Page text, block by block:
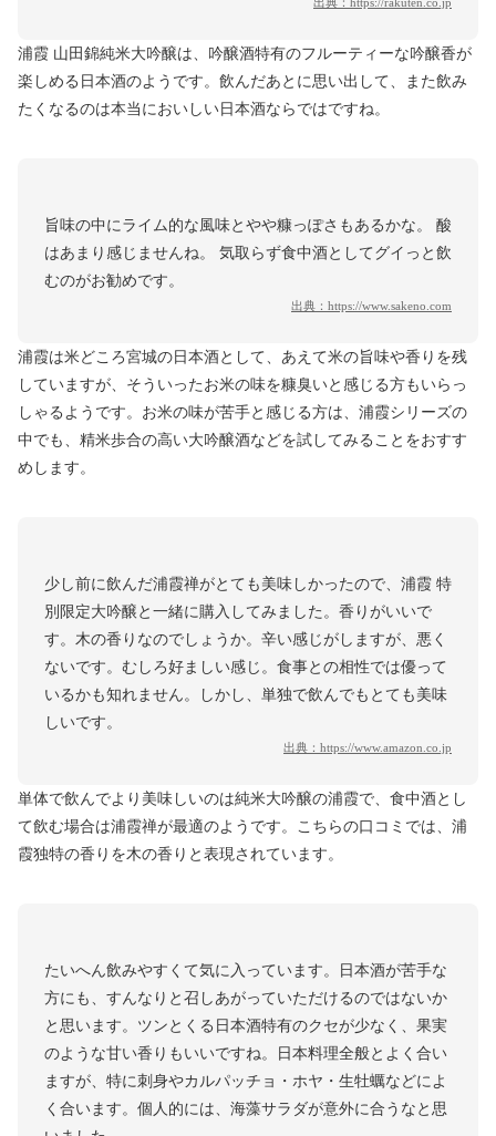
浦霞 山田錦純米大吟醸は、吟醸酒特有のフルーティーな吟醸香が
楽しめる日本酒のようです。飲んだあとに思い出して、また飲み
たくなるのは本当においしい日本酒ならではですね。
旨味の中にライム的な風味とやや糠っぽさもあるかな。 酸
はあまり感じませんね。 気取らず食中酒としてグイっと飲
むのがお勧めです。
出典： https://www.sakeno.com
浦霞は米どころ宮城の日本酒として、あえて米の旨味や香りを残
していますが、そういったお米の味を糠臭いと感じる方もいらっ
しゃるようです。お米の味が苦手と感じる方は、浦霞シリーズの
中でも、精米歩合の高い大吟醸酒などを試してみることをおすす
めします。
少し前に飲んだ浦霞禅がとても美味しかったので、浦霞 特
別限定大吟醸と一緒に購入してみました。香りがいいで
す。木の香りなのでしょうか。辛い感じがしますが、悪く
ないです。むしろ好ましい感じ。食事との相性では優って
いるかも知れません。しかし、単独で飲んでもとても美味
しいです。
出典： https://www.amazon.co.jp
単体で飲んでより美味しいのは純米大吟醸の浦霞で、食中酒とし
て飲む場合は浦霞禅が最適のようです。こちらの口コミでは、浦
霞独特の香りを木の香りと表現されています。
たいへん飲みやすくて気に入っています。日本酒が苦手な
方にも、すんなりと召しあがっていただけるのではないか
と思います。ツンとくる日本酒特有のクセが少なく、果実
のような甘い香りもいいですね。日本料理全般とよく合い
ますが、特に刺身やカルパッチョ・ホヤ・生牡蠣などによ
く合います。個人的には、海藻サラダが意外に合うなと思